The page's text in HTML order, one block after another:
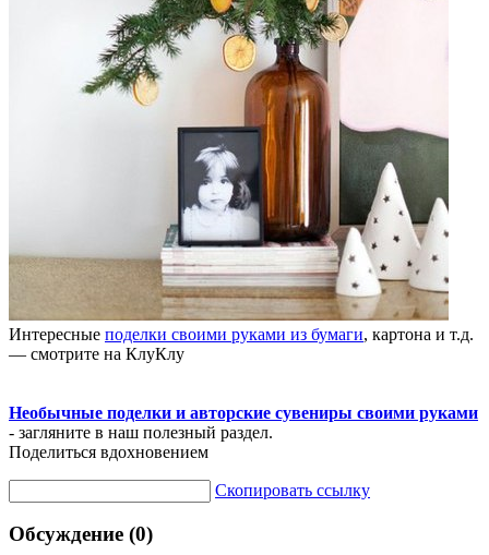
Интересные поделки своими руками из бумаги, картона и т.д.
— смотрите на КлуКлу
Необычные поделки и авторские сувениры своими руками
- загляните в наш полезный раздел.
Поделиться вдохновением
Скопировать ссылку
Обсуждение (0)